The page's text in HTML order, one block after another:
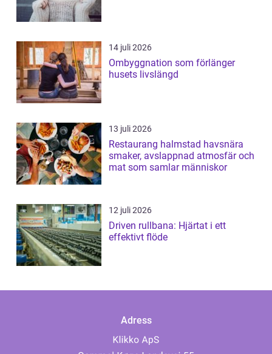
14 juli 2026
Ombyggnation som förlänger
husets livslängd
13 juli 2026
Restaurang halmstad havsnära
smaker, avslappnad atmosfär och
mat som samlar människor
12 juli 2026
Driven rullbana: Hjärtat i ett
effektivt flöde
Adress